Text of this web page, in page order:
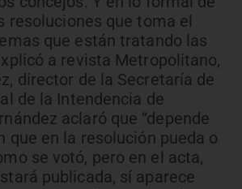
resoluciones que toma el
que están tratando las
a revista Metropolitano,
director de la Secretaría de
de la Intendencia de
aclaró que “depende
que en la resolución pueda o
se votó, pero en el acta,
publicada, sí aparece